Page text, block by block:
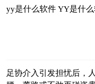
yy是什么软件 YY是什
足协介入引发担忧后，